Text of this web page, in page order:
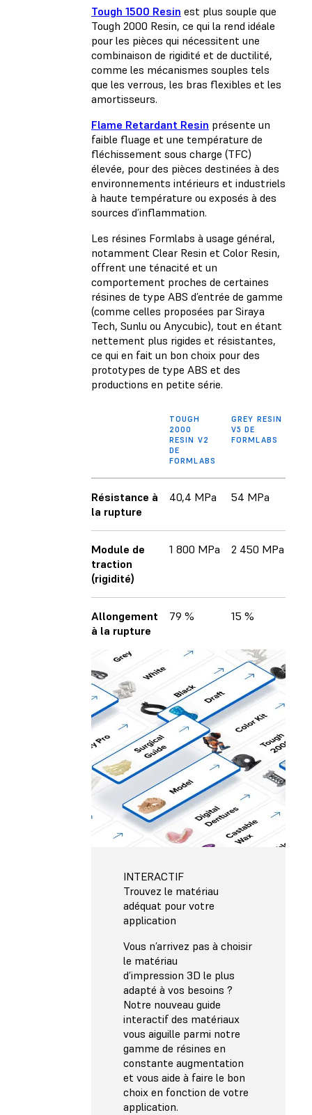
Tough 1500 Resin est plus souple que
Tough 2000 Resin, ce qui la rend idéale
pour les pièces qui nécessitent une
combinaison de rigidité et de ductilité,
comme les mécanismes souples tels
que les verrous, les bras flexibles et les
amortisseurs.
Flame Retardant Resin présente un
faible fluage et une température de
fléchissement sous charge (TFC)
élevée, pour des pièces destinées à des
environnements intérieurs et industriels
à haute température ou exposés à des
sources d’inflammation.
Les résines Formlabs à usage général,
notamment Clear Resin et Color Resin,
offrent une ténacité et un
comportement proches de certaines
résines de type ABS d’entrée de gamme
(comme celles proposées par Siraya
Tech, Sunlu ou Anycubic), tout en étant
nettement plus rigides et résistantes,
ce qui en fait un bon choix pour des
prototypes de type ABS et des
productions en petite série.
TOUGH
2000
RESIN V2
DE
FORMLABS
GREY RESIN
V5 DE
FORMLABS
Résistance à
la rupture
40,4 MPa 54 MPa
Module de
traction
(rigidité)
1 800 MPa 2 450 MPa
Allongement
à la rupture
79 % 15 %
INTERACTIF
Trouvez le matériau
adéquat pour votre
application
Vous n’arrivez pas à choisir
le matériau
d’impression 3D le plus
adapté à vos besoins ?
Notre nouveau guide
interactif des matériaux
vous aiguille parmi notre
gamme de résines en
constante augmentation
et vous aide à faire le bon
choix en fonction de votre
application.